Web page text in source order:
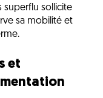
superflu sollicite
sa mobilité et
et